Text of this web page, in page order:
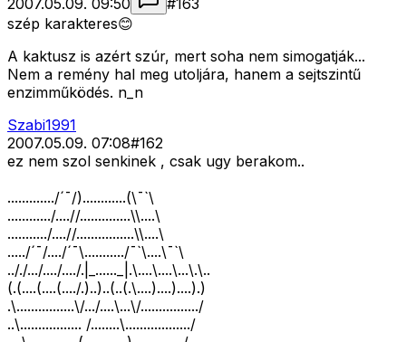
2007.05.09. 09:50 #163
szép karakteres😊
A kaktusz is azért szúr, mert soha nem simogatják...
Nem a remény hal meg utoljára, hanem a sejtszintű
enzimműködés. n_n
Szabi1991
2007.05.09. 07:08#162
ez nem szol senkinek , csak ugy berakom..
............./´¯/)............(\¯`\
............/....//..............\\....\
.........../....//................\\....\
...../´¯/..../´¯\.........../¯`\....\¯`\
.././.../..../..../.|_......_|.\....\....\...\.\..
(.(....(....(..../.)..)..(..(.\....)....)....).)
.\................\/.../....\...\/................/
..\................. /........\................../